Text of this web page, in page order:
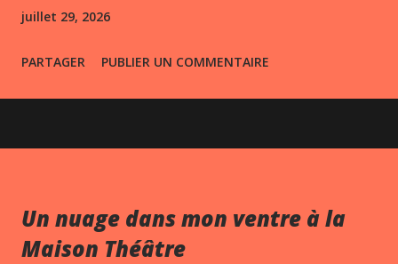
juillet 29, 2026
PARTAGER PUBLIER UN COMMENTAIRE
Un nuage dans mon ventre à la
Maison Théâtre